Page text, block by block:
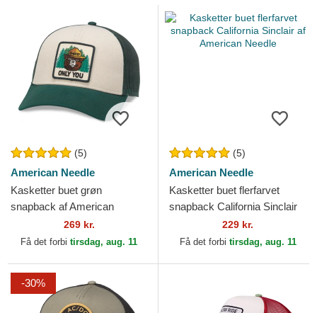
(5)
American Needle
Kasketter buet grøn
snapback af American
269 kr.
Få det forbi tirsdag, aug. 11
(5)
American Needle
Kasketter buet flerfarvet
snapback California Sinclair
af American Needle
229 kr.
Få det forbi tirsdag, aug. 11
-30%